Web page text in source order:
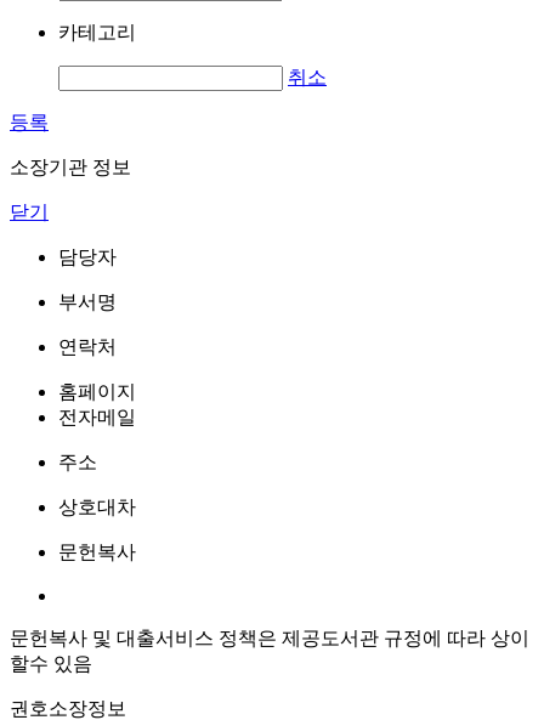
카테고리
취소
등록
소장기관 정보
닫기
담당자
부서명
연락처
홈페이지
전자메일
주소
상호대차
문헌복사
문헌복사 및 대출서비스 정책은 제공도서관 규정에 따라 상이
할수 있음
권호소장정보